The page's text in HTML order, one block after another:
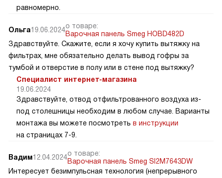
равномерно.
Ольга19.06.2024о товаре:
Варочная панель Smeg HOBD482D
Здравствуйте. Скажите, если я хочу купить вытяжку на
фильтрах, мне обязательно делать вывод гофры за
тумбой и отверстие в полу или в стене под вытяжку?
Специалист интернет-магазина
19.06.2024
Здравствуйте, отвод отфильтрованного воздуха из-
под столешницы необходим в любом случае. Варианты
монтажа вы можете посмотреть в инструкции
на страницах 7-9.
Вадим12.04.2024о товаре:
Варочная панель Smeg SI2M7643DW
Интересует безимпульсная технология (непрерывного